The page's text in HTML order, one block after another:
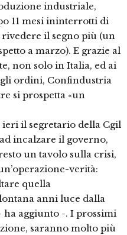
industriale,
11 mesi ininterrotti di
il segno più (un
a marzo). E grazie al
non solo in Italia, ed ai
ordini, Confindustria
si prospetta «un
ieri il segretario della Cgil
incalzare il governo,
un tavolo sulla crisi,
verità:
quella
anni luce dalla
ha aggiunto -. I prossimi
saranno molto più